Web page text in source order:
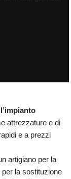
attrezzature e di
e a prezzi
artigiano per la
la sostituzione